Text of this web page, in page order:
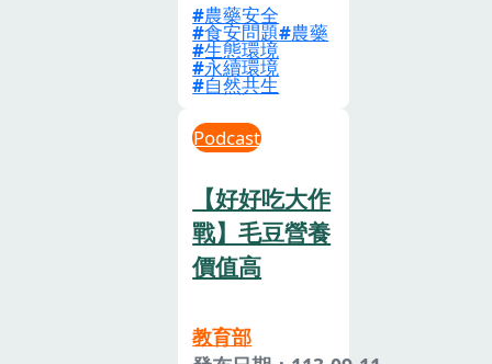
農藥安全
食安問題 農藥
生態環境
永續環境
自然共生
Podcast
【好好吃大作
戰】毛豆營養
價值高
教育部